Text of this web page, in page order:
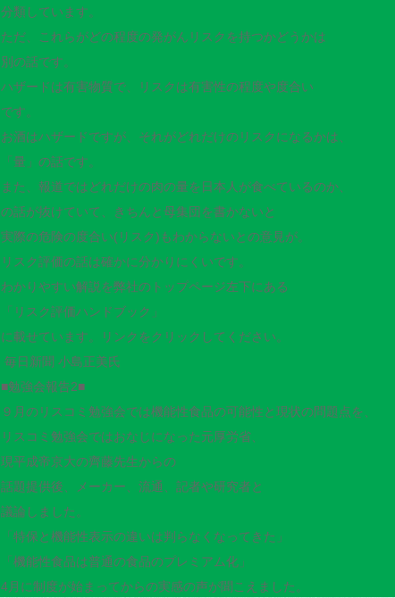
分類しています。
ただ、これらがどの程度の発がんリスクを持つかどうかは
別の話です。
ハザードは有害物質で、リスクは有害性の程度や度合い
です。
お酒はハザードですが、それがどれだけのリスクになるかは、
「量」の話です。
また、報道ではどれだけの肉の量を日本人が食べているのか、
の話が抜けていて、きちんと母集団を書かないと
実際の危険の度合い(リスク)もわからないとの意見が。
リスク評価の話は確かに分かりにくいです。
わかりやすい解説を弊社のトップページ左下にある
「リスク評価ハンドブック」
に載せています。リンクをクリックしてください。
毎日新聞 小島正美氏
■勉強会報告2■
９月のリスコミ勉強会では機能性食品の可能性と現状の問題点を、
リスコミ勉強会ではおなじになった元厚労省、
現平成帝京大の齊藤先生からの
話題提供後、メーカー、流通、記者や研究者と
議論しました。
「特保と機能性表示の違いは判らなくなってきた」
「機能性食品は普通の食品のプレミアム化」
4月に制度が始まってからの実感の声が聞こえました。